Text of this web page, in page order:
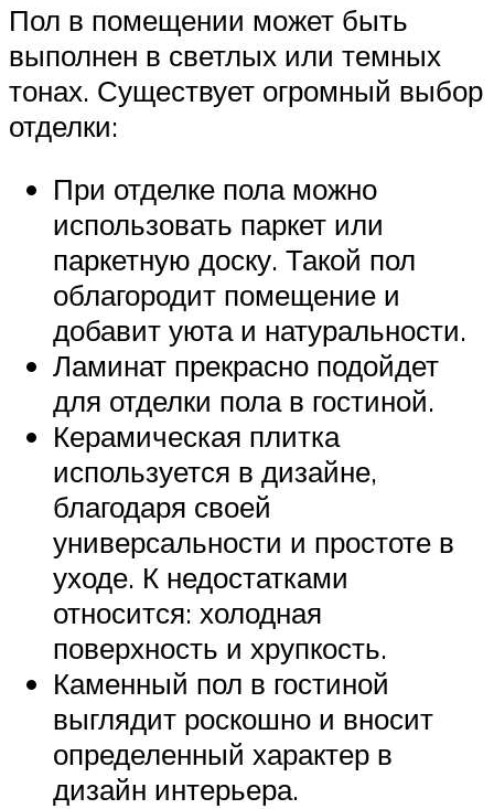
Пол в помещении может быть
выполнен в светлых или темных
тонах. Существует огромный выбор
отделки:
При отделке пола можно
использовать паркет или
паркетную доску. Такой пол
облагородит помещение и
добавит уюта и натуральности.
Ламинат прекрасно подойдет
для отделки пола в гостиной.
Керамическая плитка
используется в дизайне,
благодаря своей
универсальности и простоте в
уходе. К недостатками
относится: холодная
поверхность и хрупкость.
Каменный пол в гостиной
выглядит роскошно и вносит
определенный характер в
дизайн интерьера.